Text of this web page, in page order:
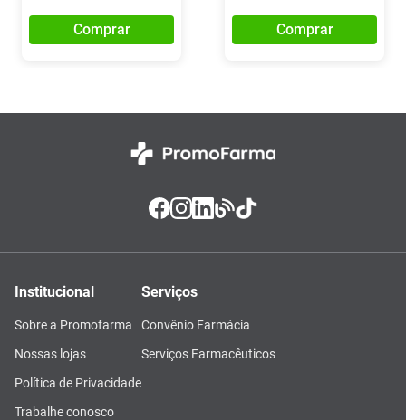
Comprar Comprar
Institucional
Sobre a Promofarma
Nossas lojas
Política de Privacidade
Trabalhe conosco
Serviços
Convênio Farmácia
Serviços Farmacêuticos